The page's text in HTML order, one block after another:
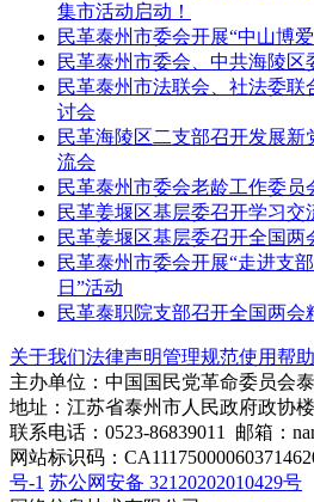
集市活动启动！
民革泰州市委会开展“中山博
民革泰州市委会、中共海陵
民革泰州市法联会、社法委联
讨会
民革海陵区二支部召开发展
流会
民革泰州市委会老龄工作委员
民革姜堰区基层委召开学习交
民革姜堰区基层委召开全国两
民革泰州市委会开展“走进支
日”活动
民革泰职院支部召开全国两会
关于我们法律声明管理规范使用帮助
主办单位：中国国民党革命委员会
地址：江苏省泰州市人民政府政协
联系电话：0523-86839011 邮箱：
网站标识码：
号-1 苏公网安备 32120202010429号